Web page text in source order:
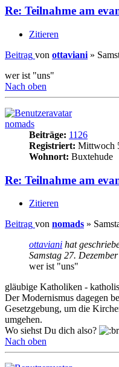
Re: Teilnahme am
Zitieren
Beitrag von ottaviani »
wer ist "uns"
Nach oben
nomads
Beiträge: 1126
Registriert: Mittwoch
Wohnort: Buxtehude
Re: Teilnahme am
Zitieren
Beitrag von nomads »
ottaviani hat
Samstag 27.
wer ist "uns"
gläubige Katholiken -
Der Modernismus dagegen
Gesetzgebung, um die
umgehen.
Wo siehst Du dich also?
Nach oben